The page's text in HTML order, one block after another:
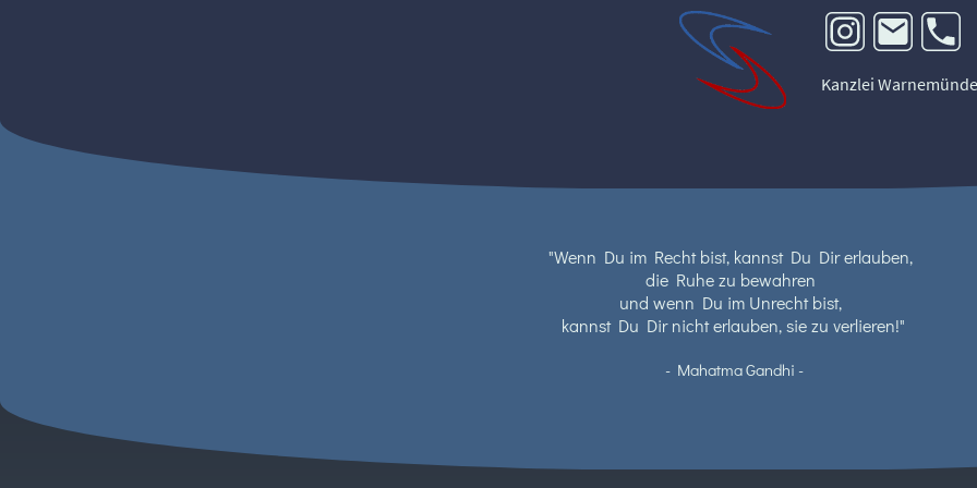
Kanzlei
"Wenn Du im Recht bist, kannst Du Dir erlauben,
die Ruhe zu bewahren
und wenn Du im Unrecht bist,
kannst Du Dir nicht erlauben, sie zu verlieren!"
- Mahatma Gandhi -